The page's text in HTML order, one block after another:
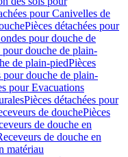
pour Canivelles de
Pièces détachées pour
pour douche de
pour douche de plain-
de plain-piedPièces
pour douche de plain-
pour Evacuations
Pièces détachées pour
de douchePièces
de douche en
de douche en
matériau